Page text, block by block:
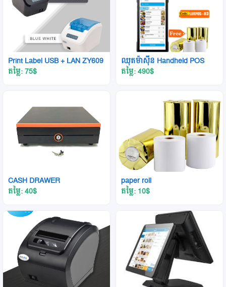
Print Label USB + LAN ZY609
តម្លៃ: 75$
ឈុតម៉ាស៊ីន Handheld POS
តម្លៃ: 490$
CASH DRAWER
តម្លៃ: 40$
paper roll
តម្លៃ: 10$